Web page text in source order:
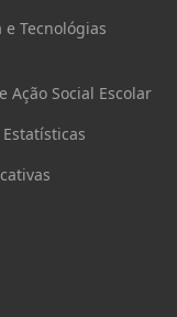
Tecnológias
Ação Social Escolar